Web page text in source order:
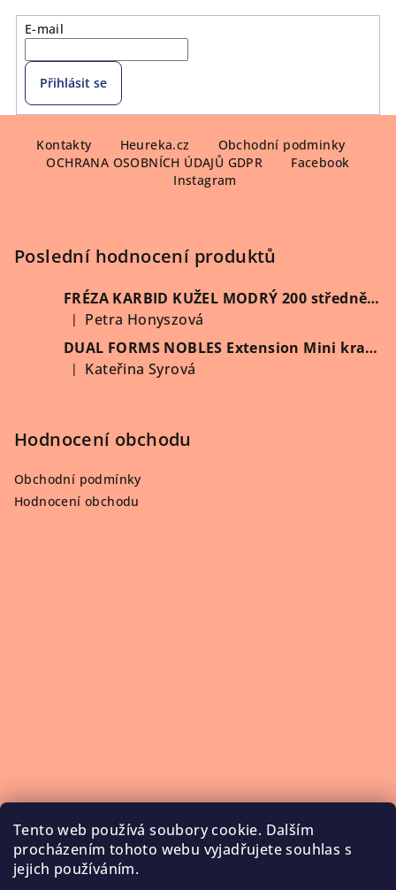
Tento web používá soubory cookie. Dalším
procházením tohoto webu vyjadřujete souhlas s
jejich používáním.
E-mail
Přihlásit se
Kontakty Heureka.cz
Obchodní podminky
OCHRANA OSOBNÍCH ÚDAJŮ GDPR
Facebook
Instagram
Poslední hodnocení produktů
FRÉZA KARBID KUŽEL MODRÝ 200 středně hrubý (Vybrat průměr)
Hodnocení produktu je 5 z 5 hvězdiček.
|
Petra Honyszová
DUAL FORMS NOBLES Extension Mini kratší 60 ks/krabička
Hodnocení produktu je 5 z 5 hvězdiček.
| Kateřina Syrová
Hodnocení obchodu
Obchodní podmínky
Hodnocení obchodu